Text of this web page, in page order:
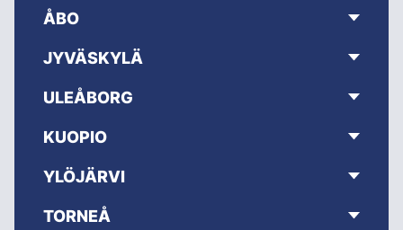
ÅBO
JYVÄSKYLÄ
ULEÅBORG
KUOPIO
YLÖJÄRVI
TORNEÅ